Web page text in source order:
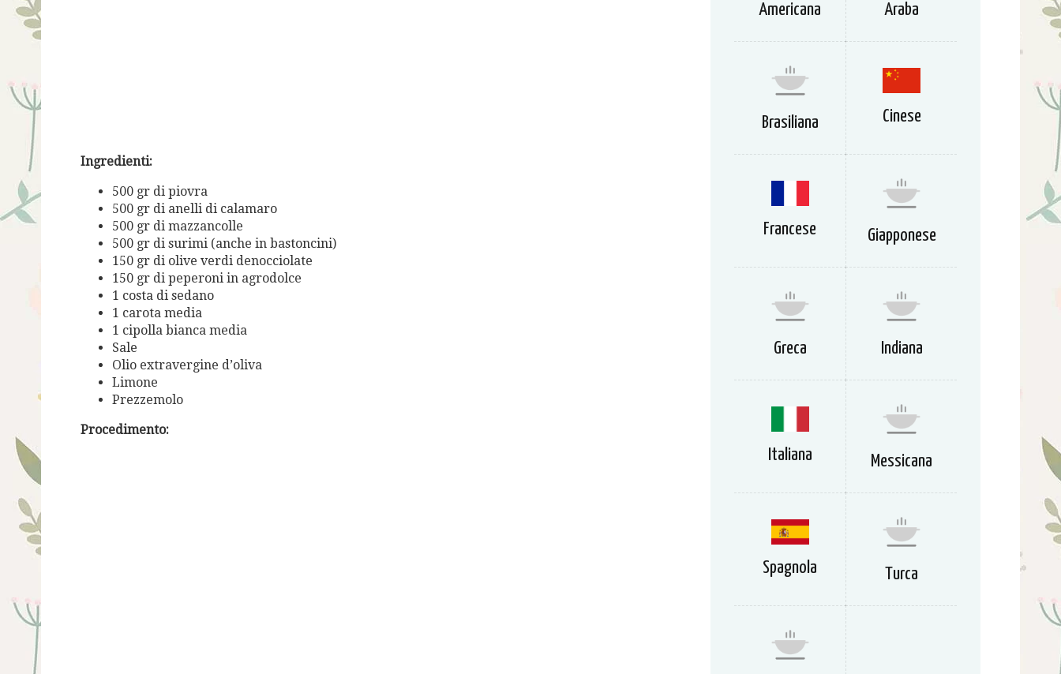
Ingredienti:
500 gr di piovra
500 gr di anelli di calamaro
500 gr di mazzancolle
500 gr di surimi (anche in bastoncini)
150 gr di olive verdi denocciolate
150 gr di peperoni in agrodolce
1 costa di sedano
1 carota media
1 cipolla bianca media
Sale
Olio extravergine d’oliva
Limone
Prezzemolo
Procedimento:
Americana Araba
Brasiliana Cinese
Francese Giapponese
Greca Indiana
Italiana Messicana
Spagnola Turca